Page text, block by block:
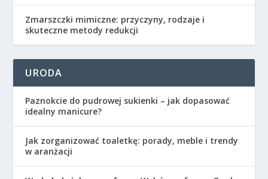
Zmarszczki mimiczne: przyczyny, rodzaje i
skuteczne metody redukcji
URODA
Paznokcie do pudrowej sukienki – jak dopasować
idealny manicure?
Jak zorganizować toaletkę: porady, meble i trendy
w aranżacji